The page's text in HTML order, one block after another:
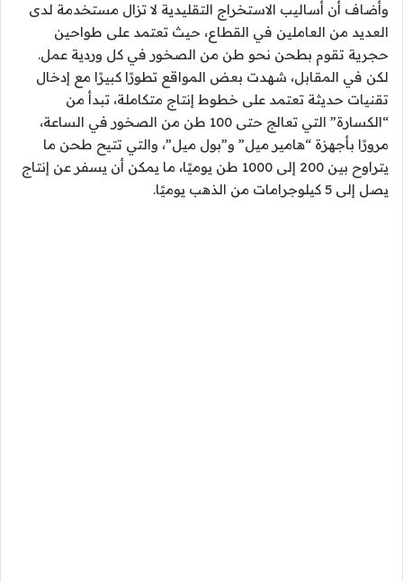
وأضاف أن أساليب الاستخراج التقليدية لا تزال مستخدمة لدى
العديد من العاملين في القطاع، حيث تعتمد على طواحين
حجرية تقوم بطحن نحو طن من الصخور في كل وردية عمل.
لكن في المقابل، شهدت بعض المواقع تطورًا كبيرًا مع إدخال
تقنيات حديثة تعتمد على خطوط إنتاج متكاملة، تبدأ من
“الكسارة” التي تعالج حتى 100 طن من الصخور في الساعة،
مرورًا بأجهزة “هامير ميل” و”بول ميل”، والتي تتيح طحن ما
يتراوح بين 200 إلى 1000 طن يوميًا، ما يمكن أن يسفر عن إنتاج
يصل إلى 5 كيلوجرامات من الذهب يوميًا.